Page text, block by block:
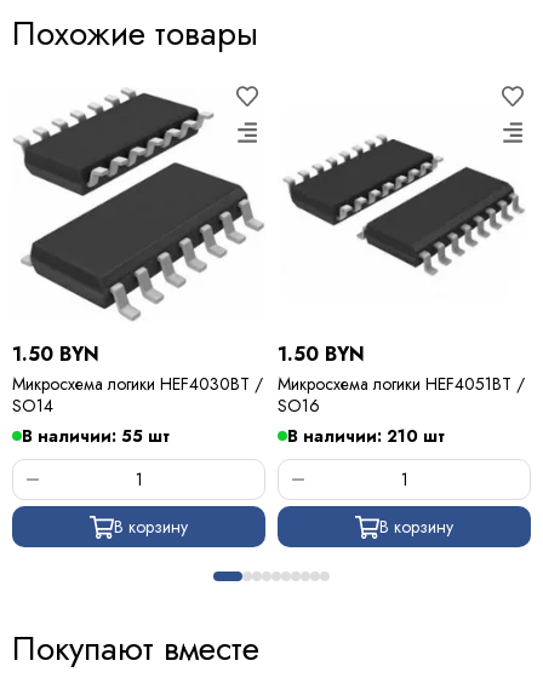
Похожие товары
1.50 BYN
Микросхема логики HEF4030BT /
SO14
В наличии: 55 шт
В корзину
1.50 BYN
Микросхема логики HEF4051BT /
SO16
В наличии: 210 шт
В корзину
Покупают вместе